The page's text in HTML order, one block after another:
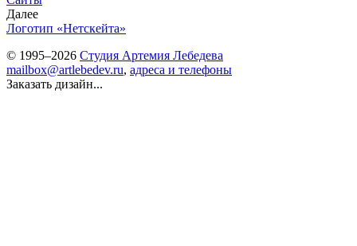
Далее
Логотип «Нетскейта»
© 1995–2026 Студия Артемия Лебедева
mailbox@artlebedev.ru, адреса и телефоны
Заказать дизайн...